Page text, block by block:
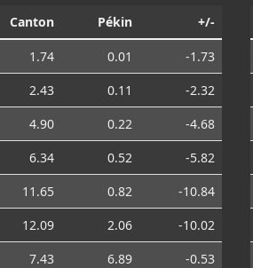
Canton Pékin +/-
1.74 0.01
-1.73
2.43 0.11
-2.32
4.90 0.22
-4.68
6.34 0.52
-5.82
11.65 0.82
-10.84
12.09 2.06
-10.02
7.43 6.89
-0.53